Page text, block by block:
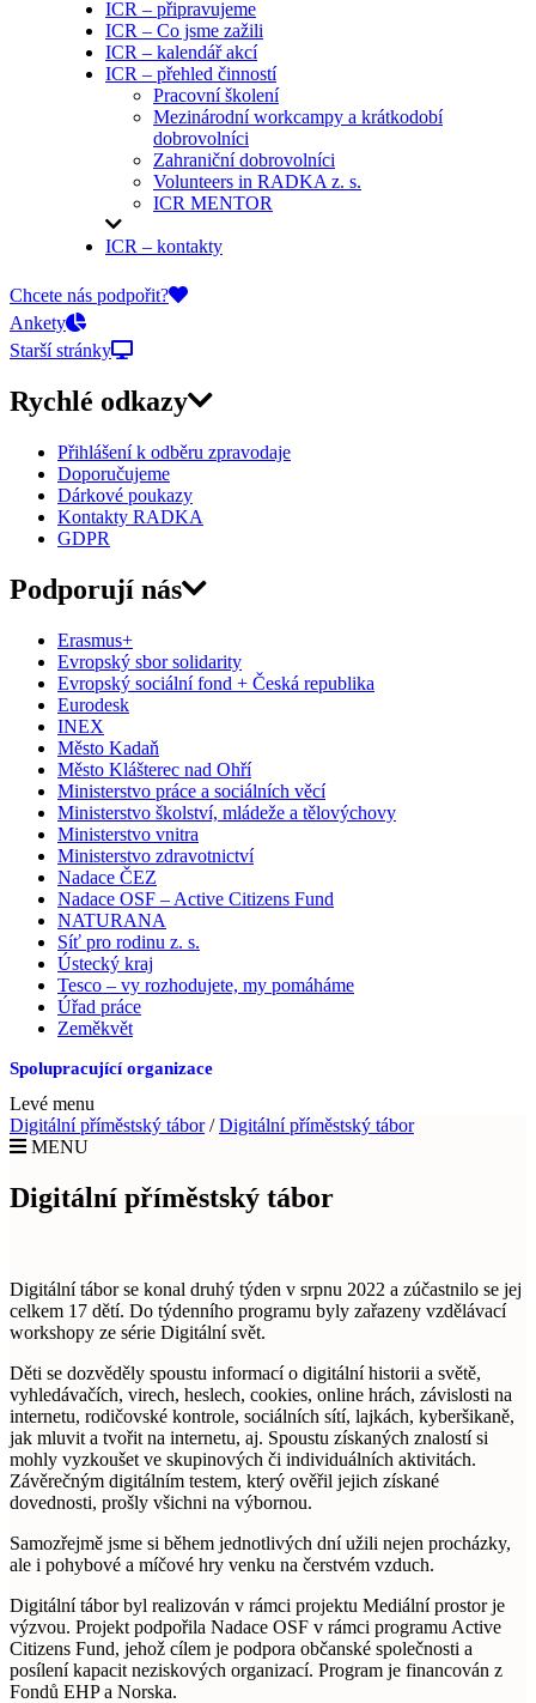
ICR – připravujeme
ICR – Co jsme zažili
ICR – kalendář akcí
ICR – přehled činností
Pracovní školení
Mezinárodní workcampy a krátkodobí
dobrovolníci
Zahraniční dobrovolníci
Volunteers in RADKA z. s.
ICR MENTOR
ICR – kontakty
On-line přihlášky
Chcete nás podpořit?
Ankety
Starší stránky
Rychlé odkazy
Přihlášení k odběru zpravodaje
Doporučujeme
Dárkové poukazy
Kontakty RADKA
GDPR
Podporují nás
Erasmus+
Evropský sbor solidarity
Evropský sociální fond + Česká republika
Eurodesk
INEX
Město Kadaň
Město Klášterec nad Ohří
Ministerstvo práce a sociálních věcí
Ministerstvo školství, mládeže a tělovýchovy
Ministerstvo vnitra
Ministerstvo zdravotnictví
Nadace ČEZ
Nadace OSF – Active Citizens Fund
NATURANA
Síť pro rodinu z. s.
Ústecký kraj
Tesco – vy rozhodujete, my pomáháme
Úřad práce
Zeměkvět
Spolupracující organizace
Levé menu
Digitální příměstský tábor/Digitální příměstský tábor
MENU
Digitální příměstský tábor
Digitální tábor se konal druhý týden v srpnu 2022 a zúčastnilo se jej
celkem 17 dětí. Do týdenního programu byly zařazeny vzdělávací
workshopy ze série Digitální svět.
Děti se dozvěděly spoustu informací o digitální historii a světě,
vyhledávačích, virech, heslech, cookies, online hrách, závislosti na
internetu, rodičovské kontrole, sociálních sítí, lajkách, kyberšikaně,
jak mluvit a tvořit na internetu, aj. Spoustu získaných znalostí si
mohly vyzkoušet ve skupinových či individuálních aktivitách.
Závěrečným digitálním testem, který ověřil jejich získané
dovednosti, prošly všichni na výbornou.
Samozřejmě jsme si během jednotlivých dní užili nejen procházky,
ale i pohybové a míčové hry venku na čerstvém vzduch.
Digitální tábor byl realizován v rámci projektu Mediální prostor je
výzvou. Projekt podpořila Nadace OSF v rámci programu Active
Citizens Fund, jehož cílem je podpora občanské společnosti a
posílení kapacit neziskových organizací. Program je financován z
Fondů EHP a Norska.